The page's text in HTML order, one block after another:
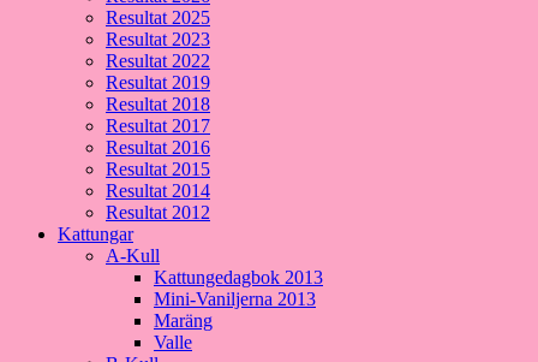
Resultat 2025
Resultat 2023
Resultat 2022
Resultat 2019
Resultat 2018
Resultat 2017
Resultat 2016
Resultat 2015
Resultat 2014
Resultat 2012
Kattungar
A-Kull
Kattungedagbok 2013
Mini-Vaniljerna 2013
Maräng
Valle